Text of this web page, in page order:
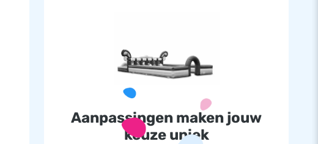
Aanpassingen maken jouw
keuze uniek